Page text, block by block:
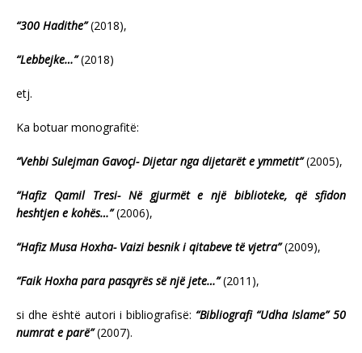
“300 Hadithe”(2018),
“Lebbejke…”(2018)
etj.
Ka botuar monografitë:
“Vehbi Sulejman Gavoçi- Dijetar nga dijetarët e ymmetit”(2005),
“Hafiz Qamil Tresi- Në gjurmët e një biblioteke, që sfidon
heshtjen e kohës…”(2006),
“Hafiz Musa Hoxha- Vaizi besnik i qitabeve të vjetra”(2009),
“Faik Hoxha para pasqyrës së një jete…”(2011),
si dhe është autori i bibliografisë: “Bibliografi “Udha Islame” 50
numrat e parë”(2007).